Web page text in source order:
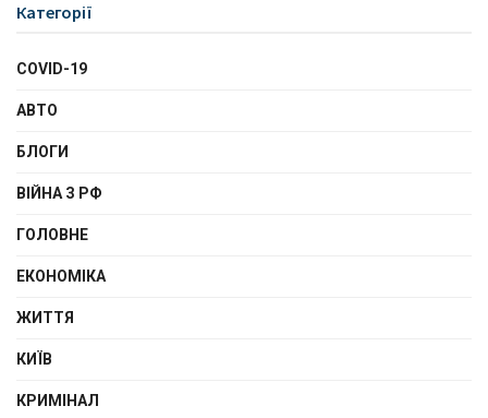
Категорії
COVID-19
АВТО
БЛОГИ
ВІЙНА З РФ
ГОЛОВНЕ
ЕКОНОМІКА
ЖИТТЯ
КИЇВ
КРИМІНАЛ